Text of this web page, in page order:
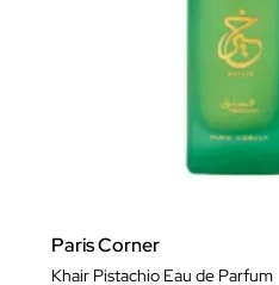
Paris Corner
Khair Pistachio Eau de Parfum